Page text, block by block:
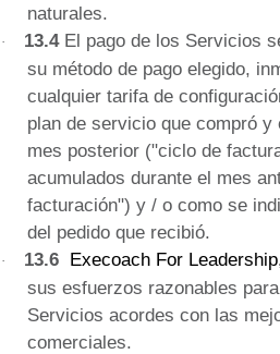
naturales.
· 13.4 El pago de los Servicios
su método de pago elegido,
cualquier tarifa de
plan de servicio que compró
mes posterior ("ciclo de
acumulados durante el mes
facturación") y / o como se
del pedido que recibió.
· 13.6 Execoach For
sus esfuerzos razonables
Servicios acordes con las
comerciales.